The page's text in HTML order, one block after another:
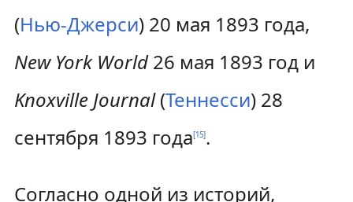
(Нью-Джерси) 20 мая 1893 года,
New York World26 мая 1893 год и
Knoxville Journal(Теннесси) 28
сентября 1893 года[15].
Согласно одной из историй,